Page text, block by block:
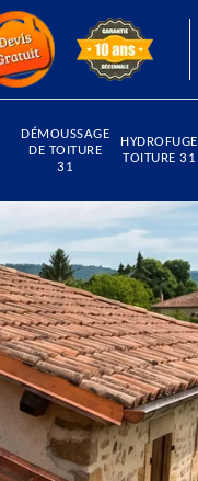
DÉMOUSSAGE
DE TOITURE
31
HYDROFUGE
TOITURE 31